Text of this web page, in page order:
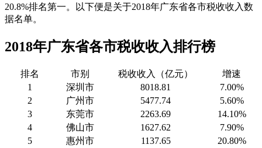
20.8%排名第一。以下便是关于2018年广东省各市税收收入数
据名单。
2018年广东省各市税收收入排行榜
排名 市别 税收收入（亿元）
增速
1
深圳市 8018.81
7.00%
2
广州市 5477.74
5.60%
3
东莞市 2263.69
14.10%
4
佛山市 1627.62
7.90%
5
惠州市 1137.65
20.80%